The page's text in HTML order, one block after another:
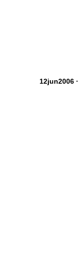
12jun2006 ·